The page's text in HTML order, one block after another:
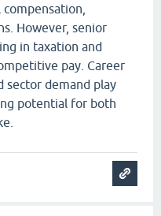
However, senior
in taxation and
pay. Career
sector demand play
potential for both